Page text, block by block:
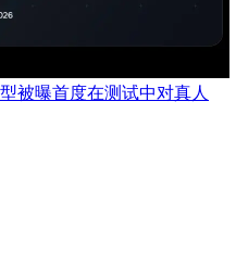
被曝首度在测试中对真人